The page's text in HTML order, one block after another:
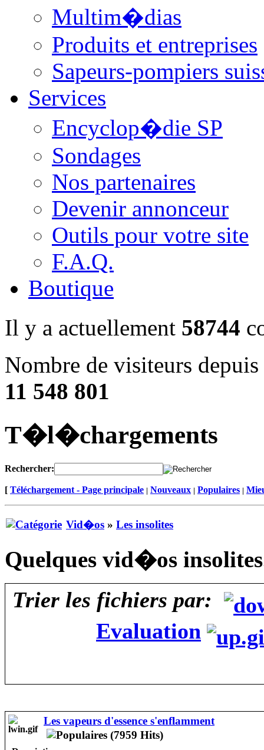
Multim�dias
Produits et entreprises
Sapeurs-pompiers
Services
Encyclop�die SP
Sondages
Nos partenaires
Devenir annonceur
Outils pour votre site
F.A.Q.
Boutique
Il y a actuellement 58744
Nombre de visiteurs
11 548 801
T�l�chargements
Rechercher:
[ Téléchargement - Page principale | Nouveaux | Populaires |
Vid�os » Les insolites
Quelques vid�os
Trier les fichiers par:
Evaluation
Les vapeurs d'essence s'enflamment